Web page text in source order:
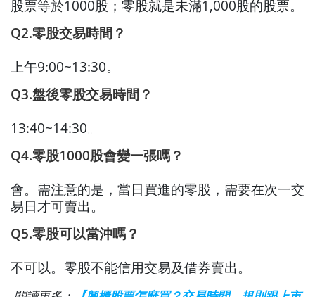
股票等於1000股；零股就是未滿1,000股的股票。
Q2.零股交易時間？
上午9:00~13:30。
Q3.盤後零股交易時間？
13:40~14:30。
Q4.零股1000股會變一張嗎？
會。需注意的是，當日買進的零股，需要在次一交
易日才可賣出。
Q5.零股可以當沖嗎？
不可以。零股不能信用交易及借券賣出。